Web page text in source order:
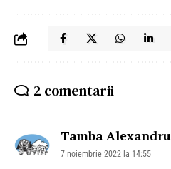
2 comentarii
Tamba Alexandru
7 noiembrie 2022 la 14:55